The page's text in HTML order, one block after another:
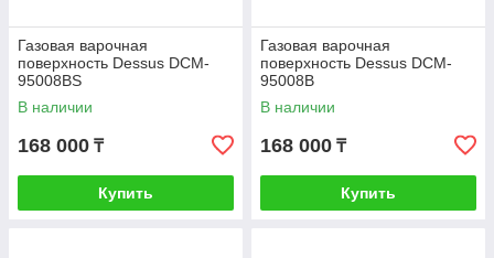
Газовая варочная
поверхность Dessus DCM-
95008BS
В наличии
168 000 ₸
Купить
Газовая варочная
поверхность Dessus DCM-
95008B
В наличии
168 000 ₸
Купить